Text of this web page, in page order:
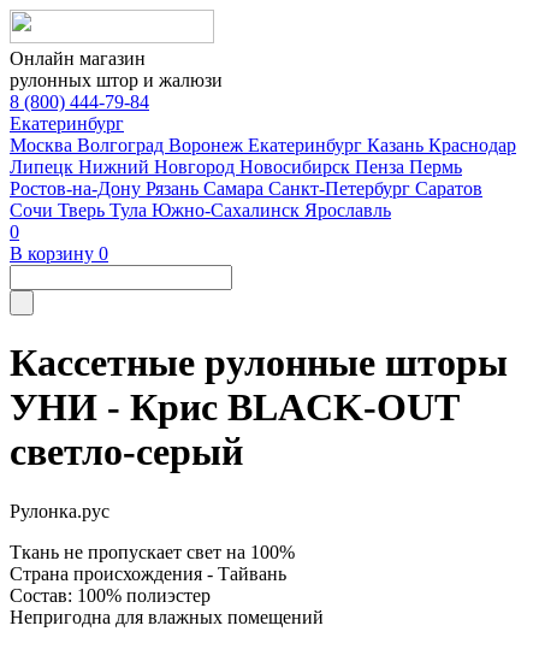
Онлайн магазин
рулонных штор и жалюзи
8 (800) 444-79-84
Екатеринбург
Москва Волгоград Воронеж Екатеринбург Казань Краснодар
Липецк Нижний Новгород Новосибирск Пенза Пермь
Ростов-на-Дону Рязань Самара Санкт-Петербург Саратов
Сочи Тверь Тула Южно-Сахалинск Ярославль
0
В корзину 0
Кассетные рулонные шторы
УНИ - Крис BLACK-OUT
светло-серый
Рулонка.рус
Ткань не пропускает свет на 100%
Страна происхождения - Тайвань
Состав: 100% полиэстер
Непригодна для влажных помещений